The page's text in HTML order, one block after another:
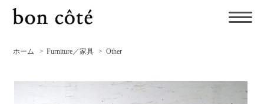
ホーム > Furniture／家具 > Other